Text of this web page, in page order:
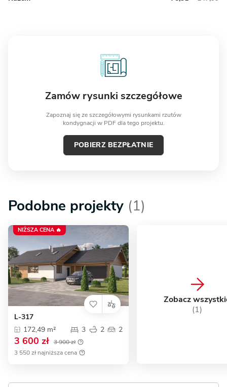
Zamów rysunki szczegółowe
Zapoznaj się ze szczegółowymi rysunkami rzutów
kondygnacji w PDF dla tego projektu.
POBIERZ BEZPŁATNIE
Podobne projekty (1)
NIŻSZA CENA 🔥
L-317
172,49 m²
3 2 2
3 600 zł 3 900 zł
3 550 zł najniższa cena
Zobacz
(1)